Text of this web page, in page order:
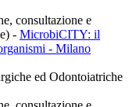
consultazione e
- MicrobiCITY: il
- Milano
ed Odontoiatriche